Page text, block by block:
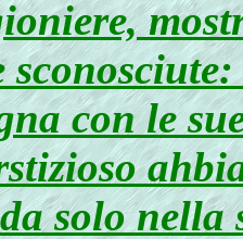
con le
solo nella